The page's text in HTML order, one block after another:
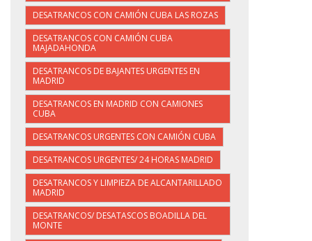
DESATRANCOS CON CAMIÓN CUBA LAS ROZAS
DESATRANCOS CON CAMIÓN CUBA
MAJADAHONDA
DESATRANCOS DE BAJANTES URGENTES EN
MADRID
DESATRANCOS EN MADRID CON CAMIONES
CUBA
DESATRANCOS URGENTES CON CAMIÓN CUBA
DESATRANCOS URGENTES/ 24 HORAS MADRID
DESATRANCOS Y LIMPIEZA DE ALCANTARILLADO
MADRID
DESATRANCOS/ DESATASCOS BOADILLA DEL
MONTE